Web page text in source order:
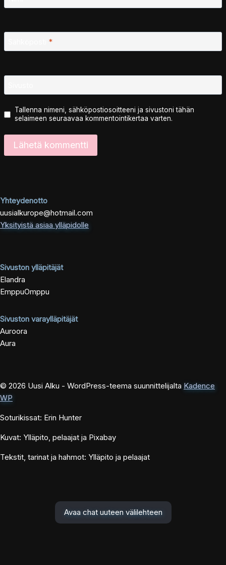
*
Tallenna nimeni, sähköpostiosoitteeni ja sivustoni tähän
selaimeen seuraavaa kommentointikertaa varten.
Yhteydenotto
uusialkurope@hotmail.com
Yksityistä asiaa ylläpidolle
Sivuston ylläpitäjät
Elandra
EmppuOmppu
Sivuston varaylläpitäjät
Auroora
Aura
© 2026 Uusi Alku - WordPress-teema suunnittelijalta Kadence
WP
Soturikissat: Erin Hunter
Kuvat: Ylläpito, pelaajat ja Pixabay
Tekstit, tarinat ja hahmot: Ylläpito ja pelaajat
Avaa chat uuteen välilehteen